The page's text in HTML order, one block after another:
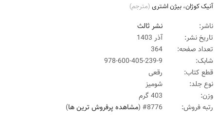
آنیک کوژان،بیژن اشتری(مترجم)
ناشر:
نشر ثالث
تاریخ نشر:
آذر 1403
تعداد صفحه:
شابک:
978-600-405-239-9
قطع کتاب:
رقعی
نوع جلد:
شومیز
وزن:
رتبه فروش:
#8776 ( مشاهده پرفروش ترین ها)